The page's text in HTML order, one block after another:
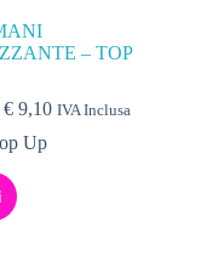
– TOP
€ 9,10 IVA Inclusa
Up